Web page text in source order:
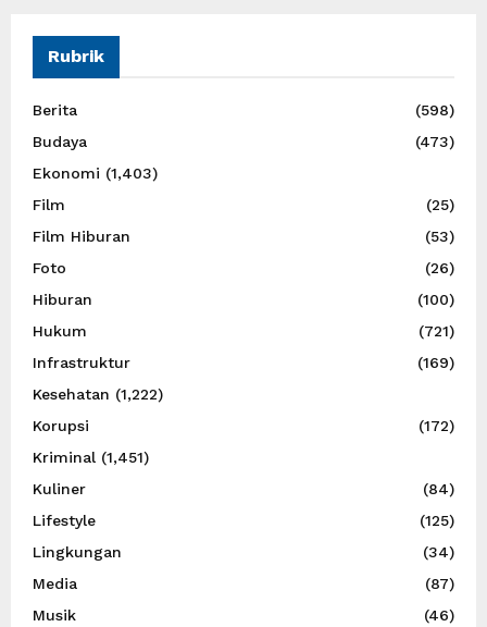
Rubrik
Berita
(598)
Budaya
(473)
Ekonomi (1,403)
Film
(25)
Film Hiburan
(53)
Foto
(26)
Hiburan
(100)
Hukum
(721)
Infrastruktur
(169)
Kesehatan (1,222)
Korupsi
(172)
Kriminal (1,451)
Kuliner
(84)
Lifestyle
(125)
Lingkungan
(34)
Media
(87)
Musik
(46)